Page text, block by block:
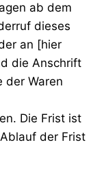
ab dem
dieses
an [hier
die Anschrift
der Waren
Die Frist ist
der Frist